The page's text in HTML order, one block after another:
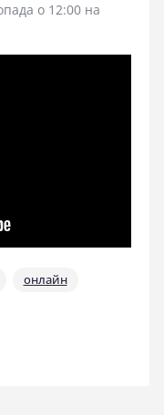
о 12:00 на
онлайн